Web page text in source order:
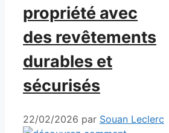
propriété avec
des revêtements
durables et
sécurisés
22/02/2026 par Souan Leclerc